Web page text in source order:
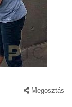
Megosztás